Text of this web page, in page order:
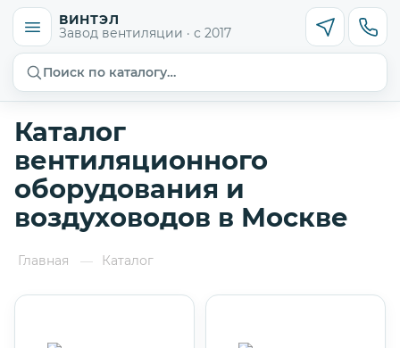
ВИНТЭЛ
Завод вентиляции · с 2017
Поиск по каталогу…
Каталог
вентиляционного
оборудования и
воздуховодов в Москве
Главная — Каталог